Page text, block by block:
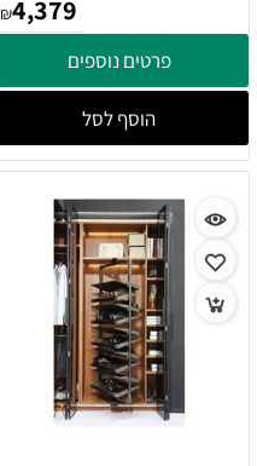
₪4,379
פרטים נוספים
הוסף לסל